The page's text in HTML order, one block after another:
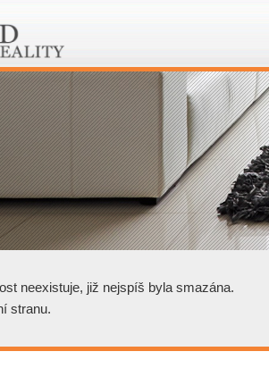
neexistuje, již nejspíš byla smazána.
stranu.